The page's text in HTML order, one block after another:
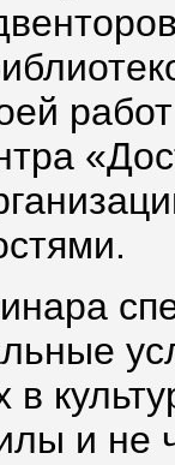
в
и не